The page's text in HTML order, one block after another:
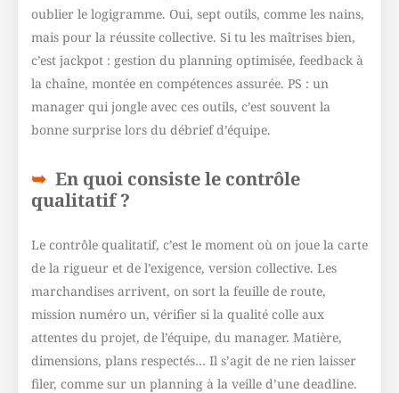
oublier le logigramme. Oui, sept outils, comme les nains,
mais pour la réussite collective. Si tu les maîtrises bien,
c’est jackpot : gestion du planning optimisée, feedback à
la chaîne, montée en compétences assurée. PS : un
manager qui jongle avec ces outils, c’est souvent la
bonne surprise lors du débrief d’équipe.
En quoi consiste le contrôle
qualitatif ?
Le contrôle qualitatif, c’est le moment où on joue la carte
de la rigueur et de l’exigence, version collective. Les
marchandises arrivent, on sort la feuille de route,
mission numéro un, vérifier si la qualité colle aux
attentes du projet, de l’équipe, du manager. Matière,
dimensions, plans respectés… Il s’agit de ne rien laisser
filer, comme sur un planning à la veille d’une deadline.